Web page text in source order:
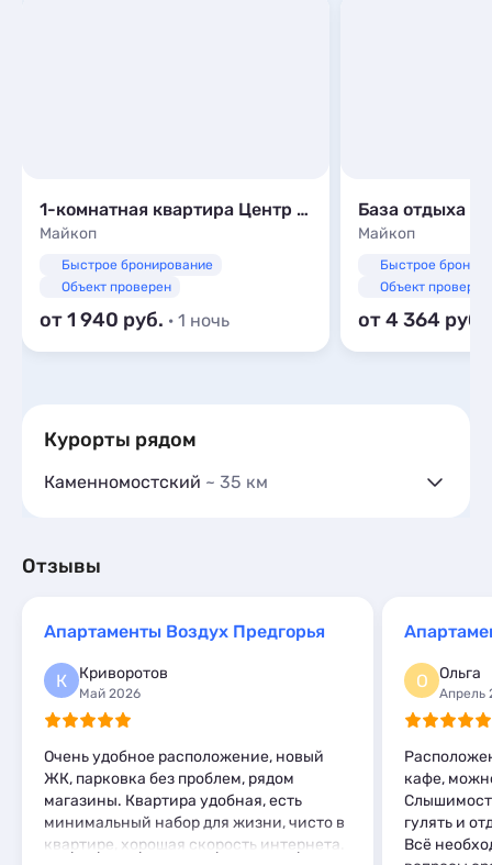
1-комнатная квартира Центр города
Майкоп
Быстрое бронирование
Объект проверен
от 1 940 · 1 ночь
База отдыха
Майкоп
Быстрое
Объект проверен
от 4 364
Курорты рядом
Каменномостский ~ 35 км
Гостиницы и отели
Базы отдыха 2
Комнаты 11
Мини-отели
Шале 1
Отзывы
Апартаменты Воздух Предгорья
К Криворотов
Май 2026
Очень удобное расположение, новый
ЖК, парковка без проблем, рядом
магазины. Квартира удобная, есть
минимальный набор для жизни, чисто в
квартире, хорошая скорость интернета.
О Ольга
Апрель
кафе,
гулять и
Всё